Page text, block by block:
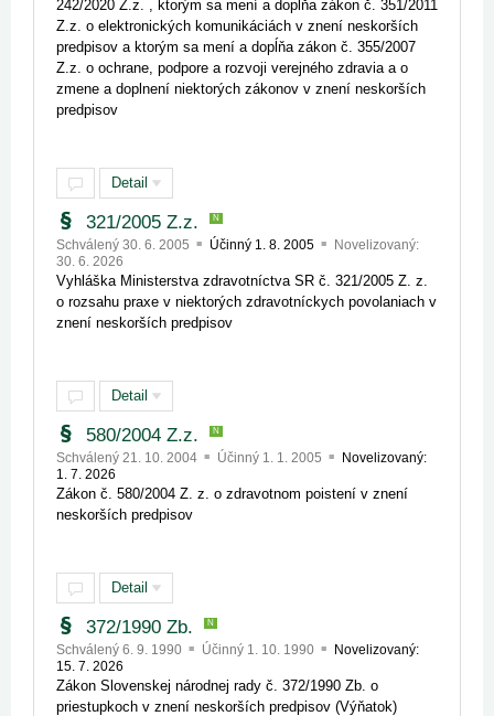
242/2020 Z.z. , ktorým sa mení a dopĺňa zákon č. 351/2011
Z.z. o elektronických komunikáciách v znení neskorších
predpisov a ktorým sa mení a dopĺňa zákon č. 355/2007
Z.z. o ochrane, podpore a rozvoji verejného zdravia a o
zmene a doplnení niektorých zákonov v znení neskorších
predpisov
Detail
321/2005 Z.z. N
Schválený 30. 6. 2005 Účinný 1. 8. 2005
Novelizovaný:
30. 6. 2026
Vyhláška Ministerstva zdravotníctva SR č. 321/2005 Z. z.
o rozsahu praxe v niektorých zdravotníckych povolaniach v
znení neskorších predpisov
Detail
580/2004 Z.z. N
Schválený 21. 10. 2004 Účinný 1. 1. 2005
Novelizovaný:
1. 7. 2026
Zákon č. 580/2004 Z. z. o zdravotnom poistení v znení
neskorších predpisov
Detail
372/1990 Zb. N
Schválený 6. 9. 1990 Účinný 1. 10. 1990
Novelizovaný:
15. 7. 2026
Zákon Slovenskej národnej rady č. 372/1990 Zb. o
priestupkoch v znení neskorších predpisov (Výňatok)